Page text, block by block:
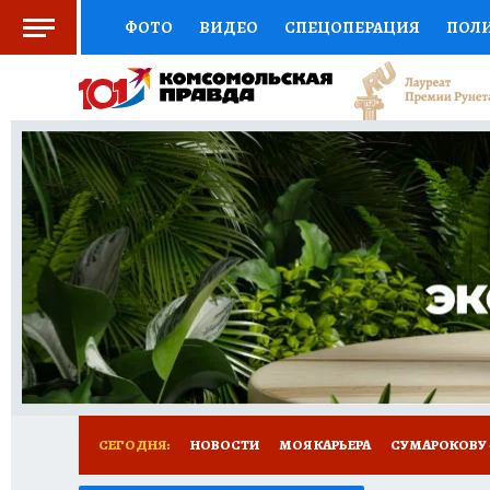
ФОТО ВИДЕО СПЕЦОПЕРАЦИЯ
СОЦПОДДЕРЖКА НАУКА АФИША
ВЫБОР ЭКСПЕРТОВ ДОКТОР
КНИЖНАЯ ПОЛКА ПРОГНОЗЫ НА СПОРТ
ПРЕСС-ЦЕНТР НЕДВИЖИМОСТЬ
РАДИО КП РЕКЛАМА ТЕСТЫ НОВОЕ
СЕГОДНЯ: НОВОСТИ МОЯ КАРЬЕРА СУМАРОКОВУ